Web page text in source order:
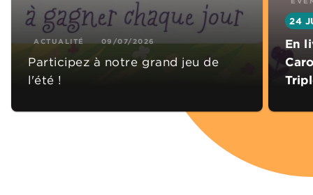
ACTUALITÉ 09/07/2026
Participez à notre grand jeu de
l'été !
24
En